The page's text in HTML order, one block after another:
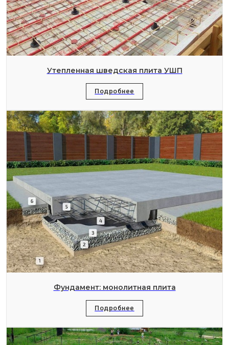
Утепленная шведская плита УШП
Подробнее
Фундамент: монолитная плита
Подробнее